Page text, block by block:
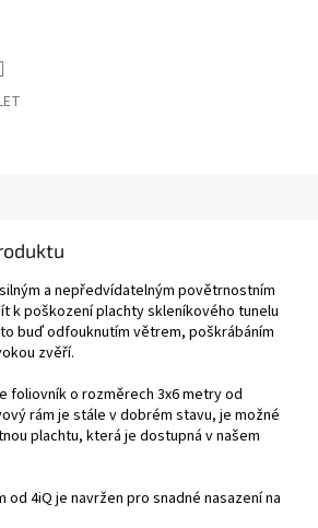
a nepředvídatelným povětrnostním
k poškození plachty skleníkového tunelu
buď odfouknutím větrem, poškrábáním
zvěří.
foliovník o rozměrech 3x6 metry od
rám je stále v dobrém stavu, je možné
plachtu, která je dostupná v našem
od 4iQ je navržen pro snadné nasazení na